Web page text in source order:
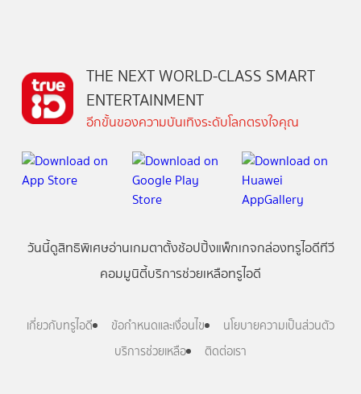
THE NEXT WORLD-CLASS SMART
ENTERTAINMENT
อีกขั้นของความบันเทิงระดับโลกตรงใจคุณ
วันนี้ดูสิทธิพิเศษอ่านเกมตาตั้งช้อปปิ้งแพ็กเกจกล่องทรูไอดีทีวี
คอมมูนิตี้บริการช่วยเหลือทรูไอดี
เกี่ยวกับทรูไอดี ข้อกำหนดและเงื่อนไข
นโยบายความเป็นส่วนตัว
บริการช่วยเหลือ
ติดต่อเรา